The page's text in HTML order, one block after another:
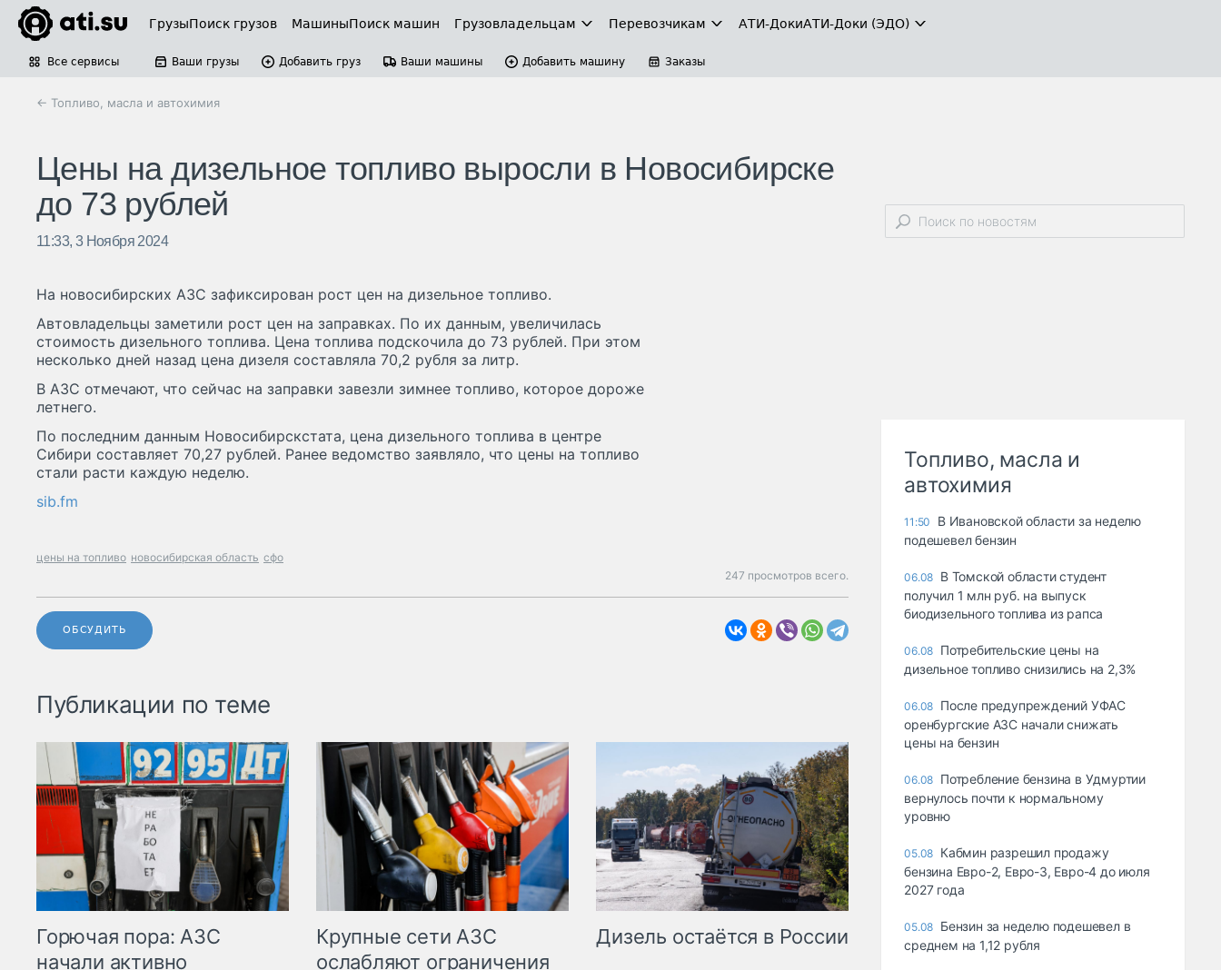
ГрузыПоиск грузов МашиныПоиск машин Грузовладельцам Перевозчикам АТИ-ДокиАТИ-Доки (ЭДО)
Все сервисы Ваши грузы Добавить груз Ваши машины Добавить машину Заказы
← Топливо, масла и автохимия
Цены на дизельное топливо выросли в Новосибирске
до 73 рублей
11:33, 3 Ноября 2024
На новосибирских АЗС зафиксирован рост цен на дизельное топливо.
Автовладельцы заметили рост цен на заправках. По их данным, увеличилась
стоимость дизельного топлива. Цена топлива подскочила до 73 рублей. При этом
несколько дней назад цена дизеля составляла 70,2 рубля за литр.
В АЗС отмечают, что сейчас на заправки завезли зимнее топливо, которое дороже
летнего.
По последним данным Новосибирскстата, цена дизельного топлива в центре
Сибири составляет 70,27 рублей. Ранее ведомство заявляло, что цены на топливо
стали расти каждую неделю.
sib.fm
цены на топливо новосибирская область сфо
247 просмотров всего.
ОБСУДИТЬ
Публикации по теме
Горючая пора: АЗС
начали активно
Крупные сети АЗС
ослабляют ограничения
Дизель остаётся в России
Топливо, масла и
автохимия
11:50
В Ивановской области за неделю
подешевел бензин
06.08 В Томской области студент
получил 1 млн руб. на выпуск
биодизельного топлива из рапса
06.08 Потребительские цены на
дизельное топливо снизились на 2,3%
06.08 После предупреждений УФАС
оренбургские АЗС начали снижать
цены на бензин
06.08 Потребление бензина в Удмуртии
вернулось почти к нормальному
уровню
05.08 Кабмин разрешил продажу
бензина Евро-2, Евро-3, Евро-4 до июля
2027 года
05.08 Бензин за неделю подешевел в
среднем на 1,12 рубля